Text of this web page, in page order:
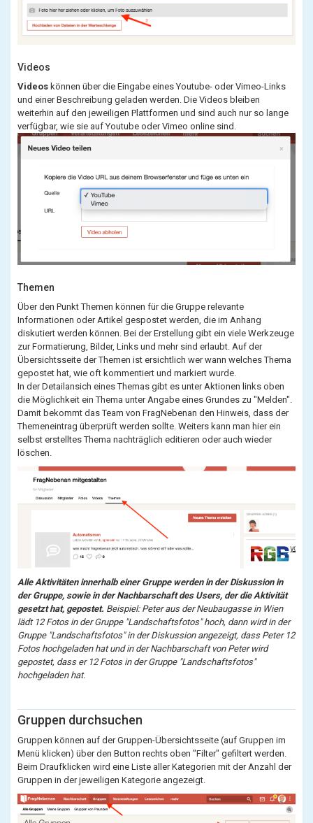
Videos
Videos können über die Eingabe eines Youtube- oder Vimeo-Links
und einer Beschreibung geladen werden. Die Videos bleiben
weiterhin auf den jeweiligen Plattformen und sind auch nur so lange
verfügbar, wie sie auf Youtube oder Vimeo online sind.
Themen
Über den Punkt Themen können für die Gruppe relevante
Informationen oder Artikel gespostet werden, die im Anhang
diskutiert werden können. Bei der Erstellung gibt ein viele Werkzeuge
zur Formatierung, Bilder, Links und mehr sind erlaubt. Auf der
Übersichtsseite der Themen ist ersichtlich wer wann welches Thema
gepostet hat, wie oft kommentiert und markiert wurde.
In der Detailansich eines Themas gibt es unter Aktionen links oben
die Möglichkeit ein Thema unter Angabe eines Grundes zu "Melden".
Damit bekommt das Team von FragNebenan den Hinweis, dass der
Themeneintrag überprüft werden sollte. Weiters kann man hier ein
selbst erstelltes Thema nachträglich editieren oder auch wieder
löschen.
Alle Aktivitäten innerhalb einer Gruppe werden in der Diskussion in
der Gruppe, sowie in der Nachbarschaft des Users, der die Aktivität
gesetzt hat, gepostet. Beispiel: Peter aus der Neubaugasse in Wien
lädt 12 Fotos in der Gruppe "Landschaftsfotos" hoch, dann wird in der
Gruppe "Landschaftsfotos" in der Diskussion angezeigt, dass Peter 12
Fotos hochgeladen hat und in der Nachbarschaft von Peter wird
gepostet, dass er 12 Fotos in der Gruppe "Landschaftsfotos"
hochgeladen hat.
Gruppen durchsuchen
Gruppen können auf der Gruppen-Übersichtsseite (auf Gruppen im
Menü klicken) über den Button rechts oben "Filter" gefiltert werden.
Beim Draufklicken wird eine Liste aller Kategorien mit der Anzahl der
Gruppen in der jeweiligen Kategorie angezeigt.